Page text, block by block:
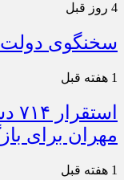
4 روز قبل
سخنگوی دولت
1 هفته قبل
مهران برای
1 هفته قبل